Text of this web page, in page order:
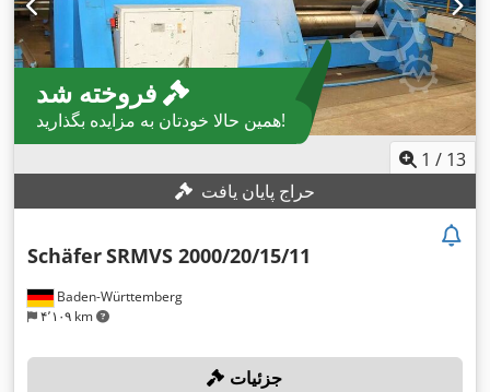
همین حالا خودتان به مزایده بگذارید!
1 / 13
حراج پایان یافت
Baden-Württemberg
۴٬۱۰۹ km
SchäferSRMVS 2000/20/15/11
جزئیات